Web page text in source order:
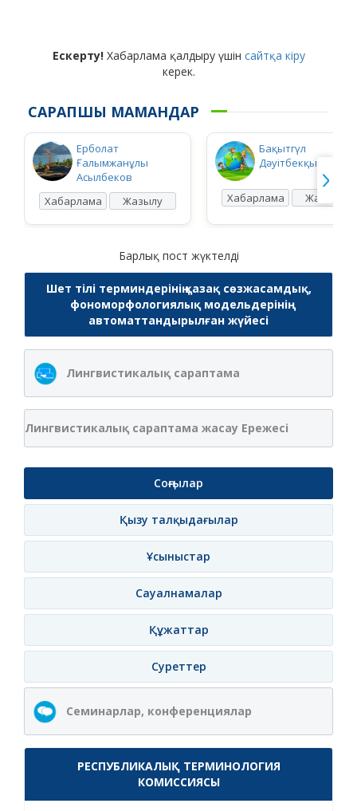
Ескерту!Хабарлама қалдыру үшін сайтқа кіру
керек.
САРАПШЫ МАМАНДАР
Ерболат
Ғалымжанұлы
Асылбеков
Хабарлама
Жазылу
Бақытгүл
Дәуітбекқызы
Хабарлама Жазылу
Барлық пост жүктелді
Шет тілі терминдерінің қазақ сөзжасамдық,
фономорфологиялық модельдерінің
автоматтандырылған жүйесі
Лингвистикалық сараптама
Лингвистикалық сараптама жасау Ережесі
Соңғылар
Қызу талқыдағылар
Ұсыныстар
Сауалнамалар
Құжаттар
Суреттер
Семинарлар, конференциялар
РЕСПУБЛИКАЛЫҚ ТЕРМИНОЛОГИЯ
КОМИССИЯСЫ